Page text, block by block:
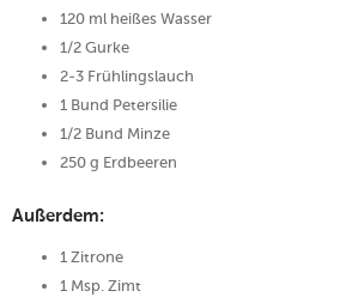
120 ml heißes Wasser
1/2 Gurke
2-3 Frühlingslauch
1 Bund Petersilie
1/2 Bund Minze
250 g Erdbeeren
Außerdem:
1 Zitrone
1 Msp. Zimt